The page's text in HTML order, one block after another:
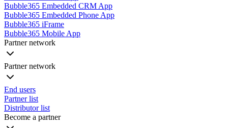
Bubble365 Embedded CRM App
Bubble365 Embedded Phone App
Bubble365 iFrame
Bubble365 Mobile App
Partner network
Partner network
End users
Partner list
Distributor list
Become a partner